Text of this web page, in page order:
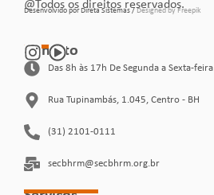
@Todos os direitos reservados.
Desenvolvido por Direta Sistemas /Designed by Freepik
Contato
Das 8h às 17h De Segunda a Sexta-feira
Rua Tupinambás, 1.045, Centro - BH
(31) 2101-0111
secbhrm@secbhrm.org.br